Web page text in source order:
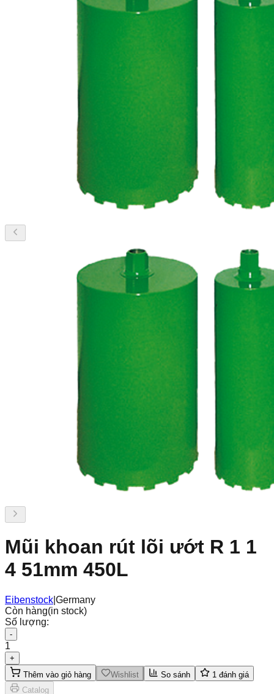
Mũi khoan rút lõi ướt R 1 1
4 51mm 450L
Eibenstock Germany
Còn hàng(in stock)
Số lượng:
-
1
+
Thêm vào giỏ hàng
Wishlist So sánh 1 đánh giá
Catalog